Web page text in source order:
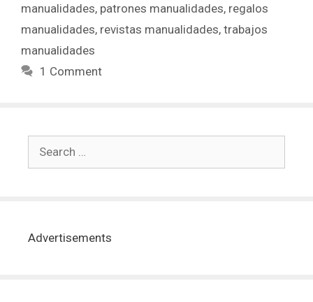
manualidades, patrones manualidades, regalos
manualidades, revistas manualidades, trabajos
manualidades
1 Comment
Advertisements